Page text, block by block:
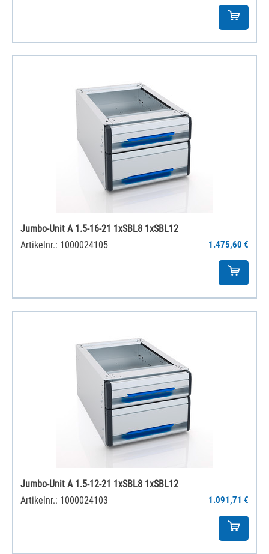
Jumbo-Unit A 1.5-16-21 1xSBL8 1xSBL12
Artikelnr.: 1000024105
1.475,60 €
Jumbo-Unit A 1.5-12-21 1xSBL8 1xSBL12
Artikelnr.: 1000024103
1.091,71 €